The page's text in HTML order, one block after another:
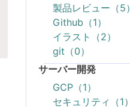
製品レビュー（5）
Github（1）
イラスト（2）
git（0）
サーバー開発
GCP（1）
セキュリティ（1）